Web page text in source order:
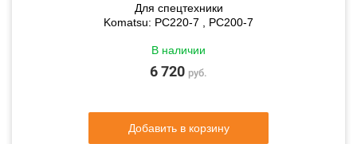
Для спецтехники
Komatsu: PC220-7 , PC200-7
В наличии
6 720 руб.
Добавить в корзину